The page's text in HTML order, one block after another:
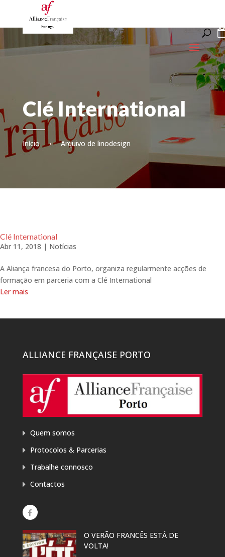
Clé International
Início › Arquivo de linodesign
Clé International
Abr 11, 2018 | Notícias
A Aliança francesa do Porto, organiza regularmente acções de
formação em parceria com a Clé International
Ler mais
ALLIANCE FRANÇAISE PORTO
Quem somos
Protocolos & Parcerias
Trabalhe connosco
Contactos
O VERÃO FRANCÊS ESTÁ DE
VOLTA!